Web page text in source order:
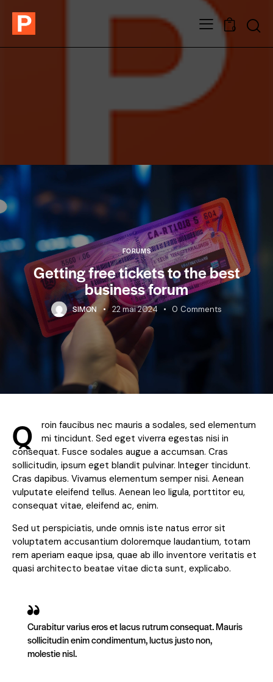
0
FORUMS
Getting free tickets to the best
business forum
SIMON 22 mai 2024 0 Comments
Q
roin faucibus nec mauris a sodales, sed elementum
mi tincidunt. Sed eget viverra egestas nisi in
consequat. Fusce sodales augue a accumsan. Cras
sollicitudin, ipsum eget blandit pulvinar. Integer tincidunt.
Cras dapibus. Vivamus elementum semper nisi. Aenean
vulputate eleifend tellus. Aenean leo ligula, porttitor eu,
consequat vitae, eleifend ac, enim.
Sed ut perspiciatis, unde omnis iste natus error sit
voluptatem accusantium doloremque laudantium, totam
rem aperiam eaque ipsa, quae ab illo inventore veritatis et
quasi architecto beatae vitae dicta sunt, explicabo.
Curabitur varius eros et lacus rutrum consequat. Mauris
sollicitudin enim condimentum, luctus justo non,
molestie nisl.